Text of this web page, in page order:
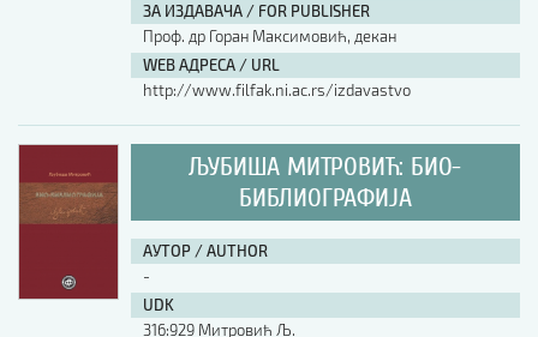
ЗА ИЗДАВАЧА / FOR PUBLISHER
Проф. др Горан Максимовић, декан
WEB АДРЕСА / URL
http://www.filfak.ni.ac.rs/izdavastvo
ЉУБИША МИТРОВИЋ: БИО-
БИБЛИОГРАФИЈА
АУТОР / AUTHOR
-
UDK
316:929 Митровић Љ.